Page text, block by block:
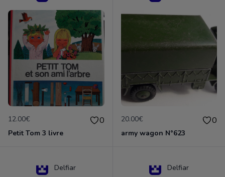
12.00€ 0
Petit Tom 3 livre
20.00€ 0
army wagon N°623
Delfiar Delfiar